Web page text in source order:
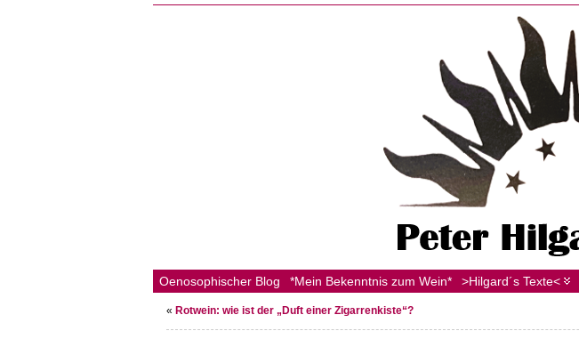
Oenosophischer Blog *Mein Bekenntnis zum Wein* >Hilgard´s Texte<
« Rotwein: wie ist der „Duft einer Zigarrenkiste“?